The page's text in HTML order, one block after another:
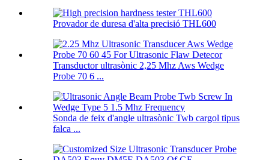
Provador de duresa d'alta precisió THL600
Transductor ultrasònic 2,25 Mhz Aws Wedge
Probe 70 6 ...
Sonda de feix d'angle ultrasònic Twb cargol tipus
falca ...